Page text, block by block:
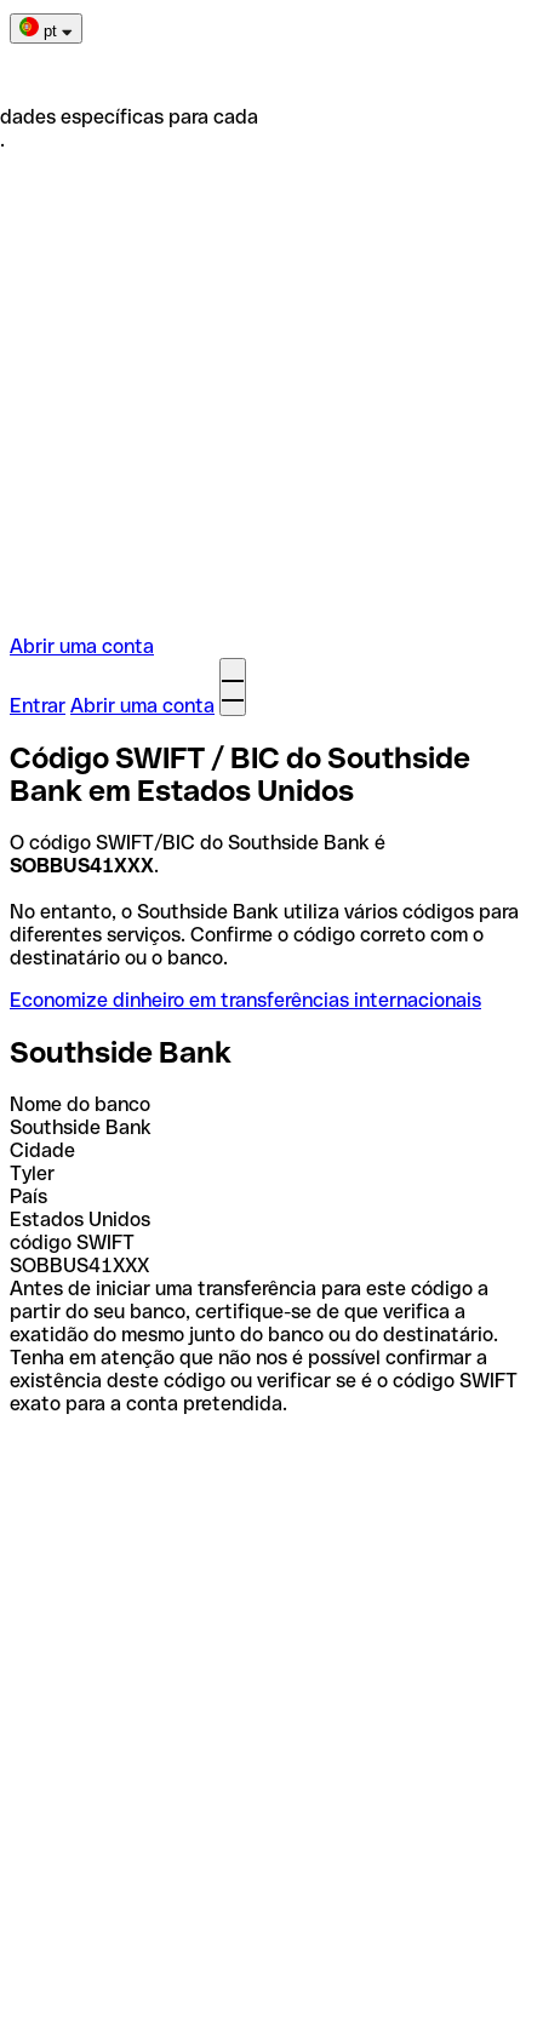
pt
específicas para cada
Abrir uma conta
Entrar Abrir uma conta
Código SWIFT / BIC do Southside
Bank em Estados Unidos
O código SWIFT/BIC do Southside Bank é
SOBBUS41XXX.
No entanto, o Southside Bank utiliza vários códigos para
diferentes serviços. Confirme o código correto com o
destinatário ou o banco.
Economize dinheiro em transferências internacionais
Southside Bank
Nome do banco
Southside Bank
Cidade
Tyler
País
Estados Unidos
código SWIFT
SOBBUS41XXX
Antes de iniciar uma transferência para este código a
partir do seu banco, certifique-se de que verifica a
exatidão do mesmo junto do banco ou do destinatário.
Tenha em atenção que não nos é possível confirmar a
existência deste código ou verificar se é o código SWIFT
exato para a conta pretendida.